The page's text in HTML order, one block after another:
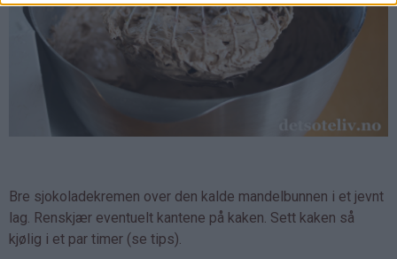
Bre sjokoladekremen over den kalde mandelbunnen i et jevnt
lag. Renskjær eventuelt kantene på kaken. Sett kaken så
kjølig i et par timer (se tips).